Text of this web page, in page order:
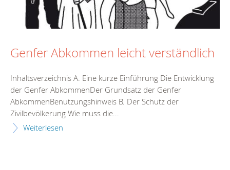
Genfer Abkommen leicht verständlich
Inhaltsverzeichnis A. Eine kurze Einführung Die Entwicklung
der Genfer AbkommenDer Grundsatz der Genfer
AbkommenBenutzungshinweis B. Der Schutz der
Zivilbevölkerung Wie muss die...
Weiterlesen